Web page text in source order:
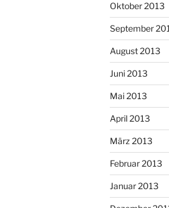
Oktober 2013
September
August 2013
Juni 2013
Mai 2013
April 2013
März 2013
Februar 2013
Januar 2013